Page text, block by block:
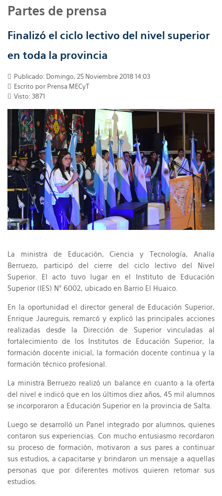
Partes de prensa
Finalizó el ciclo lectivo del nivel superior
en toda la provincia
Publicado: Domingo, 25 Noviembre 2018 14:03
Escrito por Prensa MECyT
Visto: 3871
La ministra de Educación, Ciencia y Tecnología, Analía
Berruezo, participó del cierre del ciclo lectivo del Nivel
Superior. El acto tuvo lugar en el Instituto de Educación
Superior (IES) N° 6002, ubicado en Barrio El Huaico.
En la oportunidad el director general de Educación Superior,
Enrique Jaureguis, remarcó y explicó las principales acciones
realizadas desde la Dirección de Superior vinculadas al
fortalecimiento de los Institutos de Educación Superior, la
formación docente inicial, la formación docente continua y la
formación técnico profesional.
La ministra Berruezo realizó un balance en cuanto a la oferta
del nivel e indicó que en los últimos diez años, 45 mil alumnos
se incorporaron a Educación Superior en la provincia de Salta.
Luego se desarrolló un Panel integrado por alumnos, quienes
contaron sus experiencias. Con mucho entusiasmo recordaron
su proceso de formación, motivaron a sus pares a continuar
sus estudios, a capacitarse y brindaron un mensaje a aquellas
personas que por diferentes motivos quieren retomar sus
estudios.